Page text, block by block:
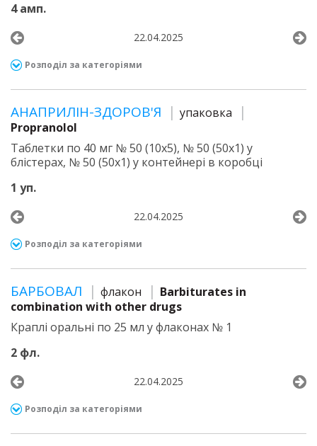
4 амп.
22.04.2025
Розподіл за категоріями
АНАПРИЛІН-ЗДОРОВ'Я
упаковка
Propranolol
Таблетки по 40 мг № 50 (10х5), № 50 (50х1) у
блістерах, № 50 (50х1) у контейнері в коробці
1 уп.
22.04.2025
Розподіл за категоріями
БАРБОВАЛ флакон
Barbiturates in
combination with other drugs
Краплі оральні по 25 мл у флаконах № 1
2 фл.
22.04.2025
Розподіл за категоріями